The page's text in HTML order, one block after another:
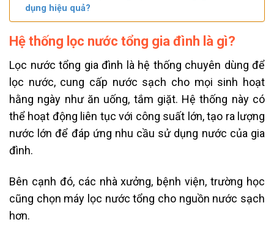
dụng hiệu quả?
Hệ thống lọc nước tổng gia đình là gì?
Lọc nước tổng gia đình là hệ thống chuyên dùng để
lọc nước, cung cấp nước sạch cho mọi sinh hoạt
hằng ngày như ăn uống, tắm giặt. Hệ thống này có
thể hoạt động liên tục với công suất lớn, tạo ra lượng
nước lớn để đáp ứng nhu cầu sử dụng nước của gia
đình.
Bên cạnh đó, các nhà xưởng, bệnh viện, trường học
cũng chọn máy lọc nước tổng cho nguồn nước sạch
hơn.